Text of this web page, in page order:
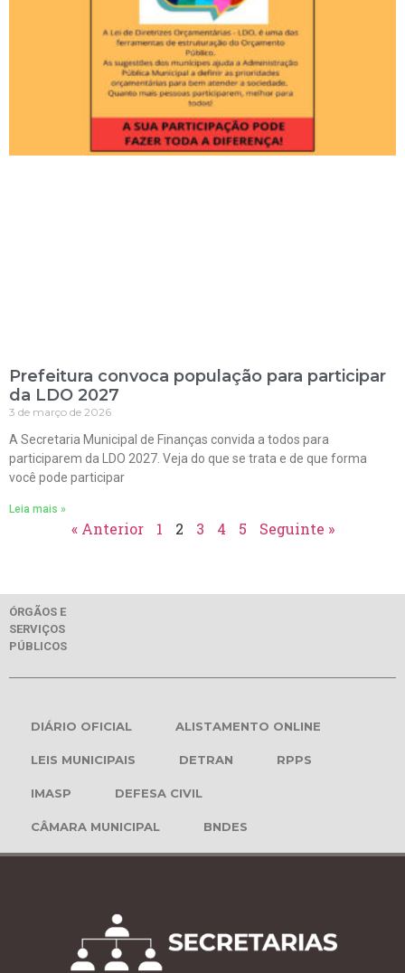
Prefeitura convoca população para participar
da LDO 2027
3 de março de 2026
A Secretaria Municipal de Finanças convida a todos para
participarem da LDO 2027. Veja do que se trata e de que forma
você pode participar
Leia mais »
« Anterior 1 2 3 4 5 Seguinte »
ÓRGÃOS E
SERVIÇOS
PÚBLICOS
DIÁRIO OFICIAL ALISTAMENTO ONLINE
LEIS MUNICIPAIS DETRAN RPPS
IMASP DEFESA CIVIL
CÂMARA MUNICIPAL BNDES